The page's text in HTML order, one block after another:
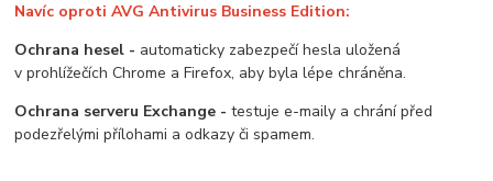
Navíc oproti AVG Antivirus Business Edition:
Ochrana hesel - automaticky zabezpečí hesla uložená
v prohlížečích Chrome a Firefox, aby byla lépe chráněna.
Ochrana serveru Exchange -testuje e-maily a chrání před
podezřelými přílohami a odkazy či spamem.